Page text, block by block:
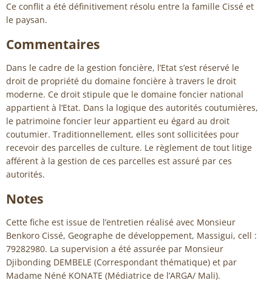
Ce conflit a été définitivement résolu entre la famille Cissé et
le paysan.
Commentaires
Dans le cadre de la gestion foncière, l’Etat s’est réservé le
droit de propriété du domaine foncière à travers le droit
moderne. Ce droit stipule que le domaine foncier national
appartient à l’Etat. Dans la logique des autorités coutumières,
le patrimoine foncier leur appartient eu égard au droit
coutumier. Traditionnellement, elles sont sollicitées pour
recevoir des parcelles de culture. Le règlement de tout litige
afférent à la gestion de ces parcelles est assuré par ces
autorités.
Notes
Cette fiche est issue de l’entretien réalisé avec Monsieur
Benkoro Cissé, Geographe de développement, Massigui, cell :
79282980. La supervision a été assurée par Monsieur
Djibonding DEMBELE (Correspondant thématique) et par
Madame Néné KONATE (Médiatrice de l’ARGA/ Mali).